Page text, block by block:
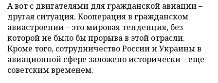
А вот с двигателями для гражданской авиации –
другая ситуация. Кооперация в гражданском
авиастроении – это мировая тенденция, без
которой не было бы прорыва в этой отрасли.
Кроме того, сотрудничество России и Украины в
авиационной сфере заложено исторически – еще
советским временем.